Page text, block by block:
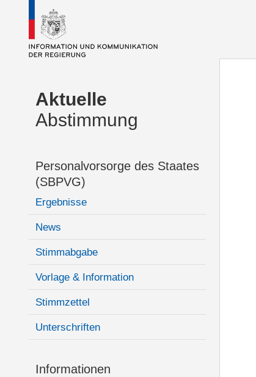
Aktuelle
Abstimmung
Personalvorsorge des Staates
(SBPVG)
Ergebnisse
News
Stimmabgabe
Vorlage & Information
Stimmzettel
Unterschriften
Informationen